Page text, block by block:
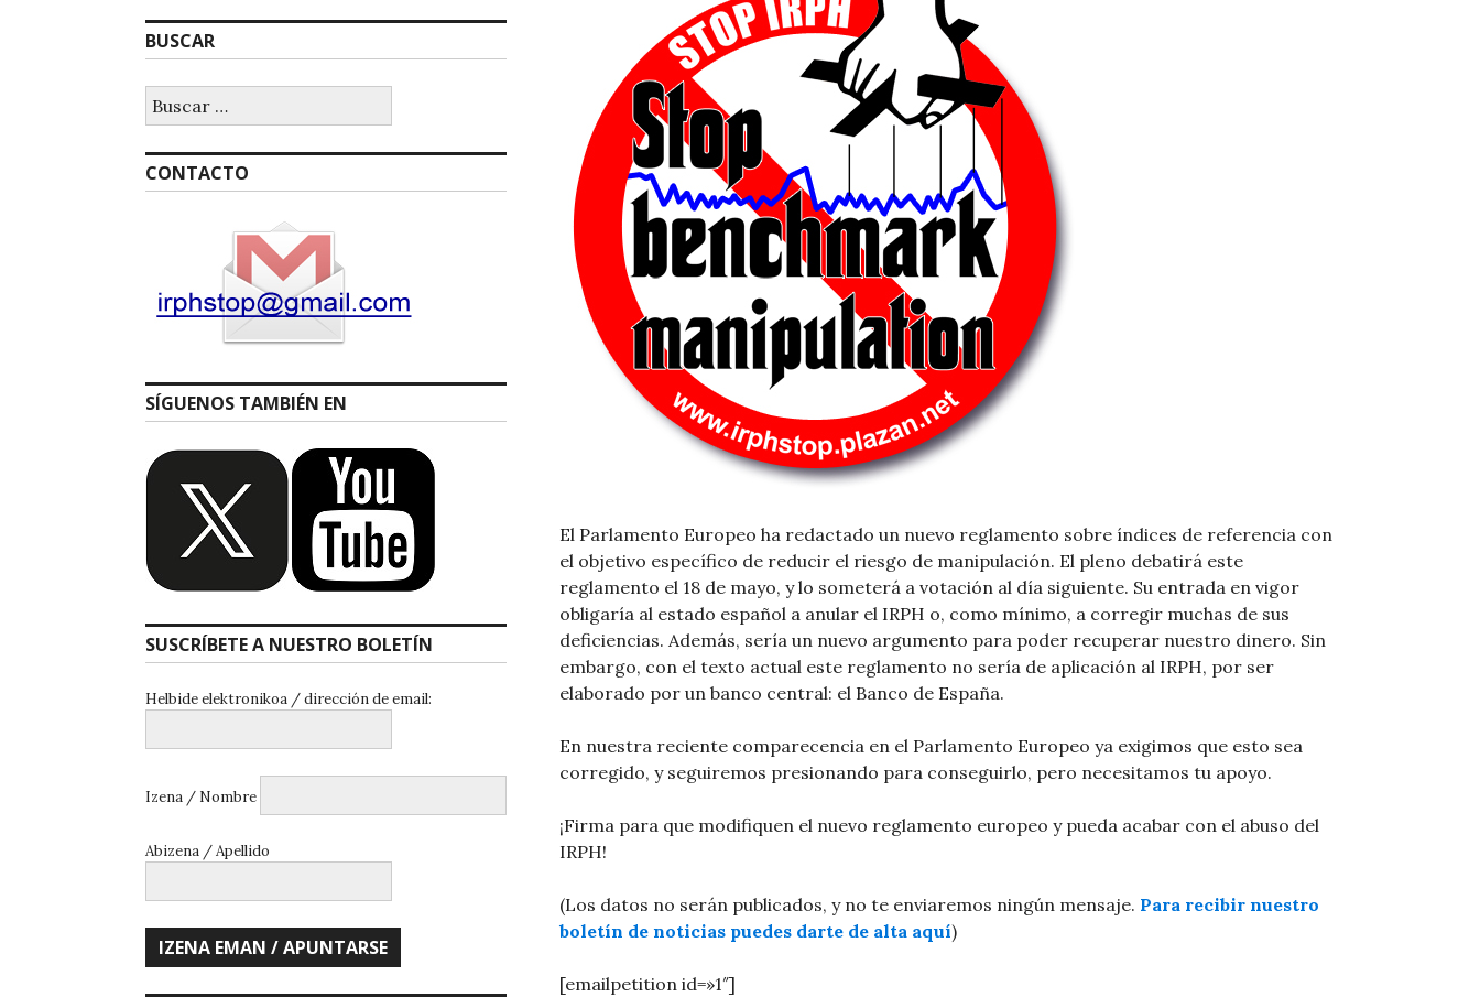
El Parlamento Europeo ha redactado un nuevo reglamento sobre índices de referencia con
el objetivo específico de reducir el riesgo de manipulación. El pleno debatirá este
reglamento el 18 de mayo, y lo someterá a votación al día siguiente. Su entrada en vigor
obligaría al estado español a anular el IRPH o, como mínimo, a corregir muchas de sus
deficiencias. Además, sería un nuevo argumento para poder recuperar nuestro dinero. Sin
embargo, con el texto actual este reglamento no sería de aplicación al IRPH, por ser
elaborado por un banco central: el Banco de España.
En nuestra reciente comparecencia en el Parlamento Europeo ya exigimos que esto sea
corregido, y seguiremos presionando para conseguirlo, pero necesitamos tu apoyo.
¡Firma para que modifiquen el nuevo reglamento europeo y pueda acabar con el abuso del
IRPH!
(Los datos no serán publicados, y no te enviaremos ningún mensaje. Para recibir nuestro
boletín de noticias puedes darte de alta aquí)
[emailpetition id=»1″]
BUSCAR
CONTACTO
SÍGUENOS TAMBIÉN EN
SUSCRÍBETE A NUESTRO BOLETÍN
Helbide elektronikoa / dirección de email:
Izena / Nombre
Abizena / Apellido